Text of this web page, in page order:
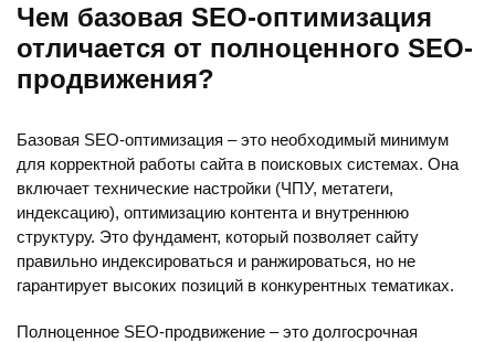
Чем базовая SEO-оптимизация
отличается от полноценного SEO-
продвижения?
Базовая SEO-оптимизация – это необходимый минимум
для корректной работы сайта в поисковых системах. Она
включает технические настройки (ЧПУ, метатеги,
индексацию), оптимизацию контента и внутреннюю
структуру. Это фундамент, который позволяет сайту
правильно индексироваться и ранжироваться, но не
гарантирует высоких позиций в конкурентных тематиках.
Полноценное SEO-продвижение – это долгосрочная